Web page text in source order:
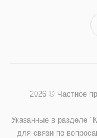
2026 © Частное
Указанные в разделе
для связи по